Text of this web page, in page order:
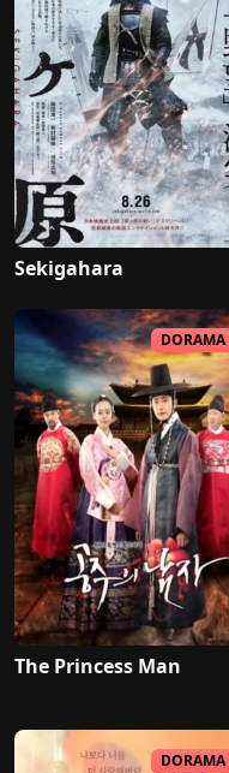
Sekigahara
DORAMA
The Princess Man
DORAMA